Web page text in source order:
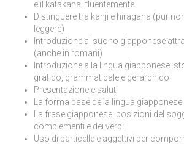
e il katakana fluentemente
Distinguere tra kanji e hiragana (pur
leggere)
Introduzione al suono giapponese
(anche in romani)
Introduzione alla lingua giapponese:
grafico, grammaticale e gerarchico
Presentazione e saluti
La forma base della lingua giapponese
La frase giapponese: posizioni del
complementi e dei verbi
Uso di particelle e aggettivi per